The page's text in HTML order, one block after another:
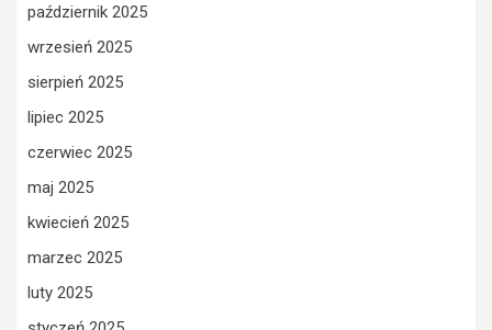
październik 2025
wrzesień 2025
sierpień 2025
lipiec 2025
czerwiec 2025
maj 2025
kwiecień 2025
marzec 2025
luty 2025